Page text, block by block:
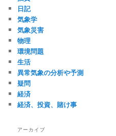
日記
気象学
気象災害
物理
環境問題
生活
異常気象の分析や予測
疑問
経済
経済、投資、賭け事
アーカイブ